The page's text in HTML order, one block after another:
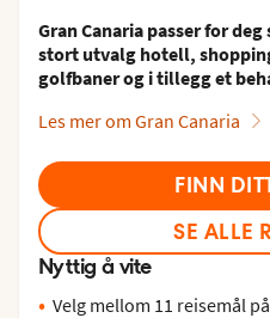
Gran Canaria passer for
stort utvalg hotell,
golfbaner og i tillegg et
Les mer om Gran Canaria
FINN
SE ALLE
Nyttig å vite
Velg mellom 11 reisemål